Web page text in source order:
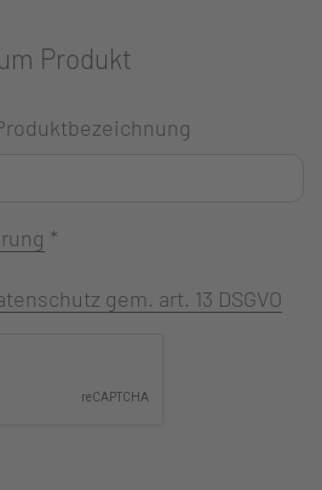
Produkt
*
gem. art. 13 DSGVO